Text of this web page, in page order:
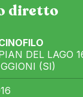
diretto
DEL LAGO
(SI)